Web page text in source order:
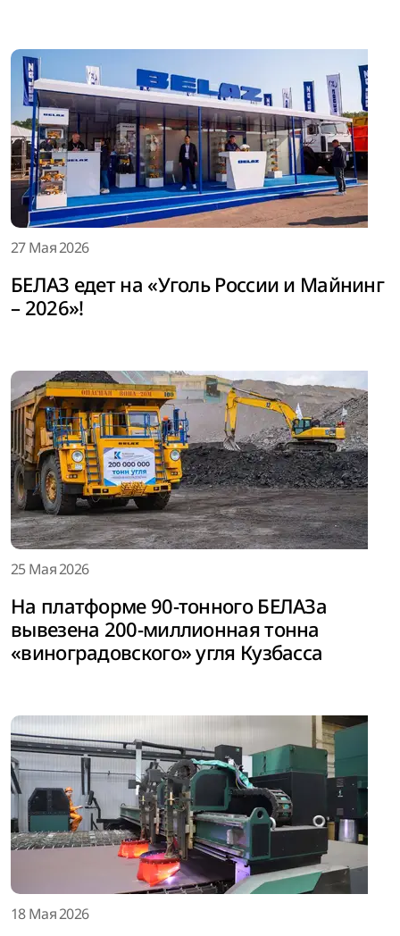
27 Мая 2026
БЕЛАЗ едет на «Уголь России и Майнинг
– 2026»!
25 Мая 2026
На платформе 90-тонного БЕЛАЗа
вывезена 200-миллионная тонна
«виноградовского» угля Кузбасса
18 Мая 2026